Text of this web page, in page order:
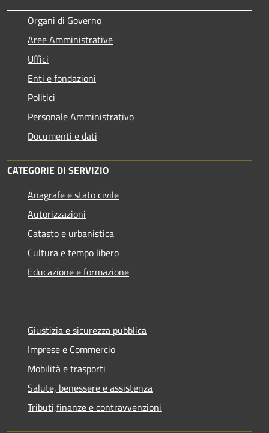
Organi di Governo
Aree Amministrative
Uffici
Enti e fondazioni
Politici
Personale Amministrativo
Documenti e dati
CATEGORIE DI SERVIZIO
Anagrafe e stato civile
Autorizzazioni
Catasto e urbanistica
Cultura e tempo libero
Educazione e formazione
Giustizia e sicurezza pubblica
Imprese e Commercio
Mobilità e trasporti
Salute, benessere e assistenza
Tributi,finanze e contravvenzioni